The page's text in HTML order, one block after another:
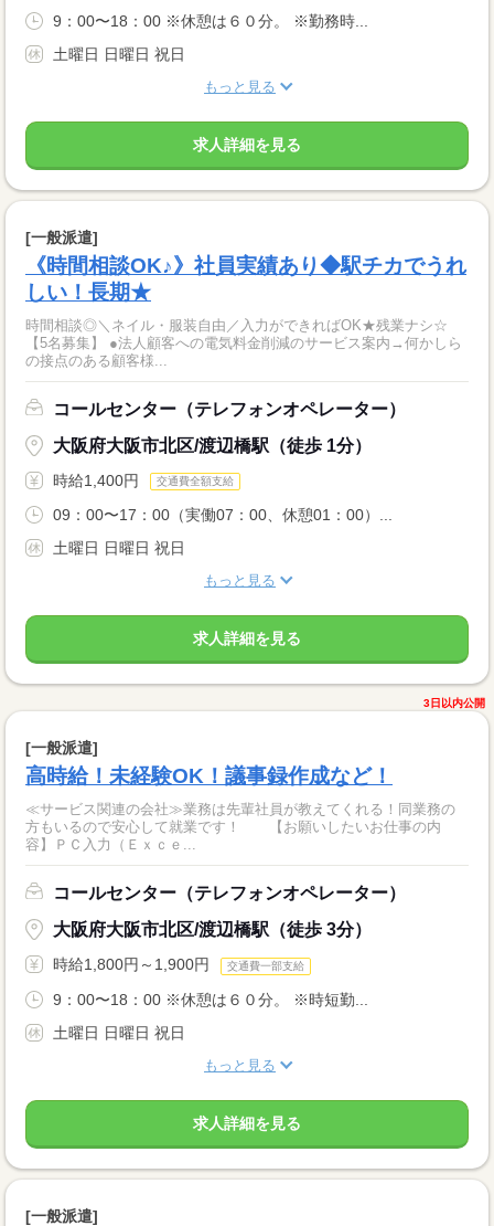
9：00〜18：00 ※休憩は６０分。 ※勤務時...
土曜日 日曜日 祝日
もっと見る
求人詳細を見る
[一般派遣]
《時間相談OK♪》社員実績あり◆駅チカでうれ
しい！長期★
時間相談◎＼ネイル・服装自由／入力ができればOK★残業ナシ☆
【5名募集】 ●法人顧客への電気料金削減のサービス案内→何かしら
の接点のある顧客様...
コールセンター（テレフォンオペレーター）
大阪府大阪市北区/渡辺橋駅（徒歩 1分）
時給1,400円 交通費全額支給
09：00〜17：00（実働07：00、休憩01：00）...
土曜日 日曜日 祝日
もっと見る
求人詳細を見る
3日以内公開
[一般派遣]
高時給！未経験OK！議事録作成など！
≪サービス関連の会社≫業務は先輩社員が教えてくれる！同業務の
方もいるので安心して就業です！ 【お願いしたいお仕事の内
容】ＰＣ入力（Ｅｘｃｅ...
コールセンター（テレフォンオペレーター）
大阪府大阪市北区/渡辺橋駅（徒歩 3分）
時給1,800円～1,900円 交通費一部支給
9：00〜18：00 ※休憩は６０分。 ※時短勤...
土曜日 日曜日 祝日
もっと見る
求人詳細を見る
[一般派遣]